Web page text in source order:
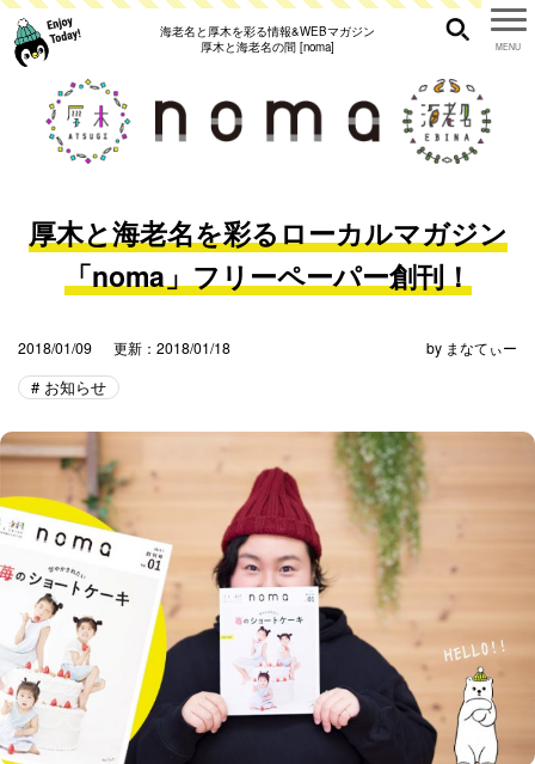
海老名と厚木を彩る情報&WEBマガジン
厚木と海老名の間 [noma]
厚木と海老名を彩るローカルマガジン
「noma」フリーペーパー創刊！
2018/01/09 更新：2018/01/18 by まなてぃー
お知らせ